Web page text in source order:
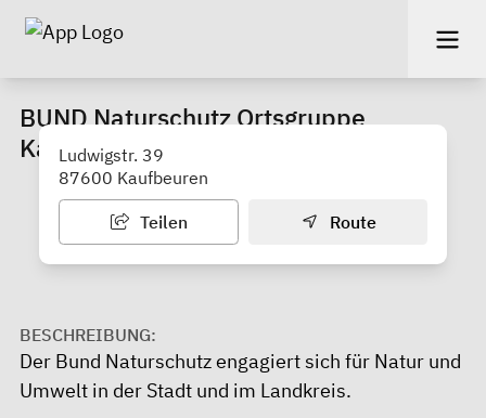
BUND Naturschutz Ortsgruppe
Kaufbeuren
Ludwigstr. 39
87600 Kaufbeuren
Teilen Route
BESCHREIBUNG:
Der Bund Naturschutz engagiert sich für Natur und
Umwelt in der Stadt und im Landkreis.